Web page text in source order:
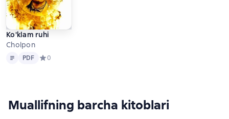
Ko'klam ruhi
Cholpon
Matn PDF
PDF Средний рейтинг 0 на основе 0 оценок
0
Muallifning barcha kitoblari